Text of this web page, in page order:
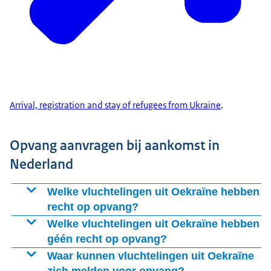
Arrival, registration and stay of refugees from Ukraine.
Opvang aanvragen bij aankomst in
Nederland
Welke vluchtelingen uit Oekraïne hebben
recht op opvang?
Vluchtelingen met de Oekraïense nationaliteit die:
na 26 november 2021 uit Oekraïne zijn gereisd;
voor 27 november 2021 in Nederland waren voor
Welke vluchtelingen uit Oekraïne hebben
géén recht op opvang?
Vluchtelingen uit Oekraïne:
Waar kunnen vluchtelingen uit Oekraïne